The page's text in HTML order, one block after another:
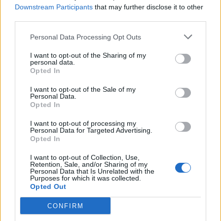
Downstream Participants that may further disclose it to other
Personal Data Processing Opt Outs
I want to opt-out of the Sharing of my
personal data.
Opted In
I want to opt-out of the Sale of my
Personal Data.
Opted In
I want to opt-out of processing my
Personal Data for Targeted Advertising.
Opted In
I want to opt-out of Collection, Use,
Retention, Sale, and/or Sharing of my
Personal Data that Is Unrelated with the
Purposes for which it was collected.
Opted Out
CONFIRM
Τι «βλέπει» η S&P για τον Τιτάνα
ΓΙΩΡΓΟΣ ΣΑΚΚΑΣ/20 Νοε 2018
ΡΟΗ ΕΙΔΗΣΕΩΝ
Screen time στα παιδιά: Μήπως μετράμε λάθος
τις ώρες μπροστά στην οθόνη;
08:21